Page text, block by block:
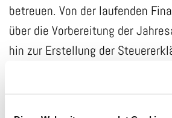
betreuen. Von der laufenden
über die Vorbereitung der
hin zur Erstellung der
natürlich können Sie immer Ihre
Ihre Kollegin fragen, wenn Sie